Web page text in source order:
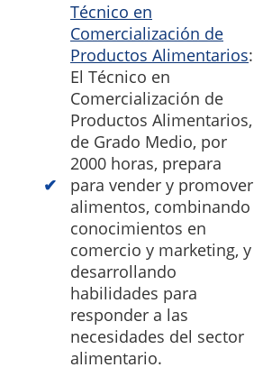
Técnico en
Comercialización de
Productos Alimentarios:
El Técnico en
Comercialización de
Productos Alimentarios,
de Grado Medio, por
2000 horas, prepara
para vender y promover
alimentos, combinando
conocimientos en
comercio y marketing, y
desarrollando
habilidades para
responder a las
necesidades del sector
alimentario.